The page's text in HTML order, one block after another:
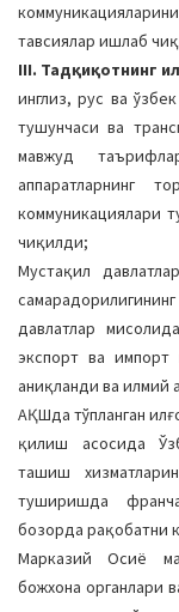
тавсиялар ишлаб
III. Тадқиқотнинг
инглиз, рус ва
тушунчаси ва
мавжуд
аппаратларнинг
коммуникациялари
чиқилди;
Мустақил
давлатлар
экспорт ва импорт
аниқланди ва илмий
АҚШда тўпланган
қилиш асосида
ташиш
туширишда
бозорда рақобатни
Марказий Осиё
божхона органлари